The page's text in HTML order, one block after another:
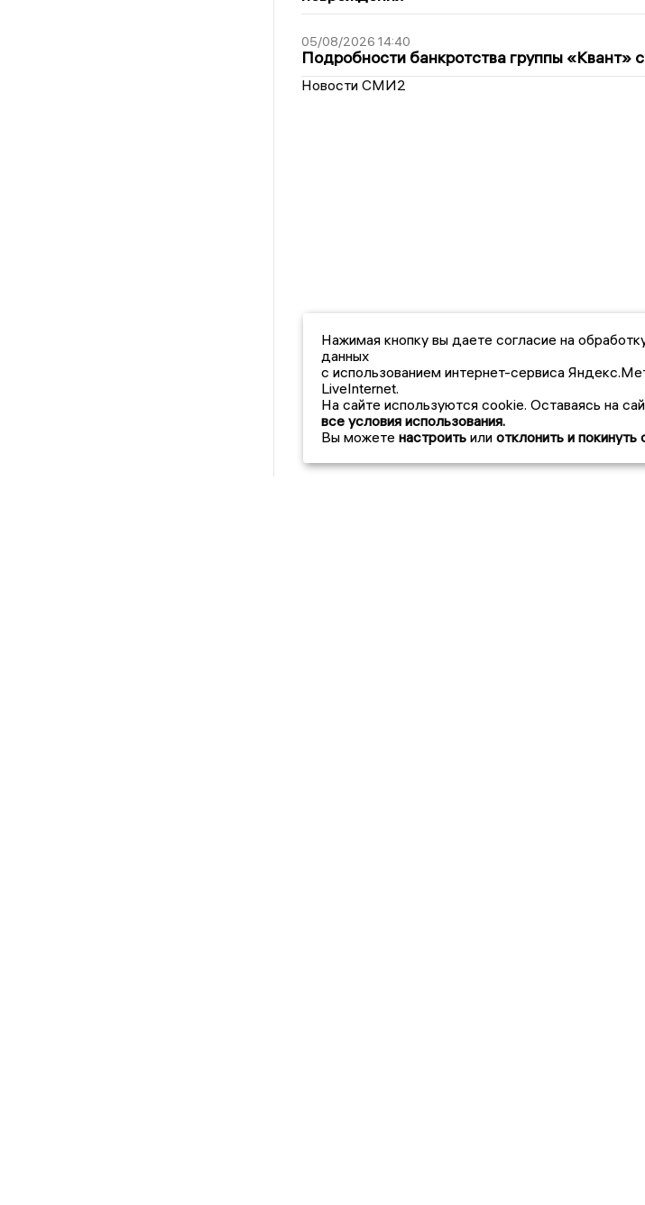
05/08/2026 14:40
Подробности банкротства группы «Квант»
Новости СМИ2
Нажимая кнопку вы даете согласие на
данных
с использованием интернет-сервиса
LiveInternet.
На сайте используются cookie. Оставаясь на
все условия использования.
Вы можете настроить или отклонить и покинуть